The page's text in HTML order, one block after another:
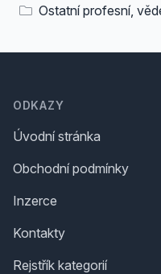
Ostatní profesní,
ODKAZY
Úvodní stránka
Obchodní podmínky
Inzerce
Kontakty
Rejstřík kategorií